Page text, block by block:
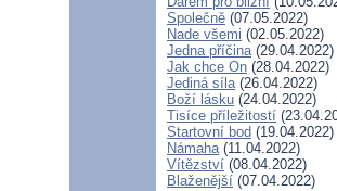
Společně (07.05.2022)
Nade všemi (02.05.2022)
Jedna příčina(29.04.2022)
Jak chce On (28.04.2022)
Jediná síla(26.04.2022)
Boží lásku (24.04.2022)
Tisíce příležitostí
Startovní bod (19.04.2022)
Námaha(11.04.2022)
Vítězství (08.04.2022)
Blaženější (07.04.2022)